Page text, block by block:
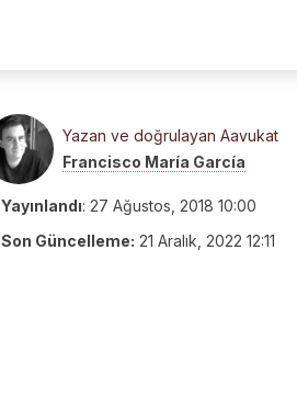
Yazan ve doğrulayan Aavukat
Francisco María García
Yayınlandı: 27 Ağustos, 2018 10:00
Son Güncelleme: 21 Aralık, 2022 12:11